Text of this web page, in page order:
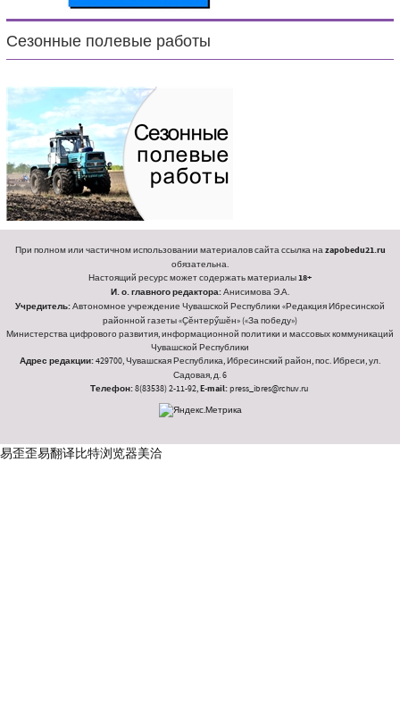
Сезонные полевые работы
При полном или частичном использовании материалов сайта ссылка наzapobedu21.ru
обязательна.
Настоящий ресурс может содержать материалы18+
И. о. главного редактора:Анисимова Э.А.
Учредитель:Автономное учреждение Чувашской Республики «Редакция Ибресинской
районной газеты «Ҫӗнтерӳшӗн» («За победу»)
Министерства цифрового развития, информационной политики и массовых коммуникаций
Чувашской Республики
Адрес редакции:429700, Чувашская Республика, Ибресинский район, пос. Ибреси, ул.
Садовая, д. 6
Телефон:8(83538) 2-11-92,E-mail:press_ibres@rchuv.ru
易歪歪易翻译比特浏览器美洽